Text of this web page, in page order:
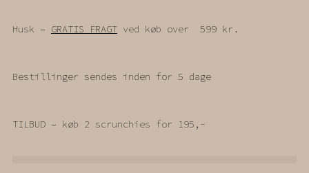
indholdet
Husk – GRATIS FRAGT ved køb over 599 kr.
Bestillinger sendes inden for 5 dage
TILBUD – køb 2 scrunchies for 195,-